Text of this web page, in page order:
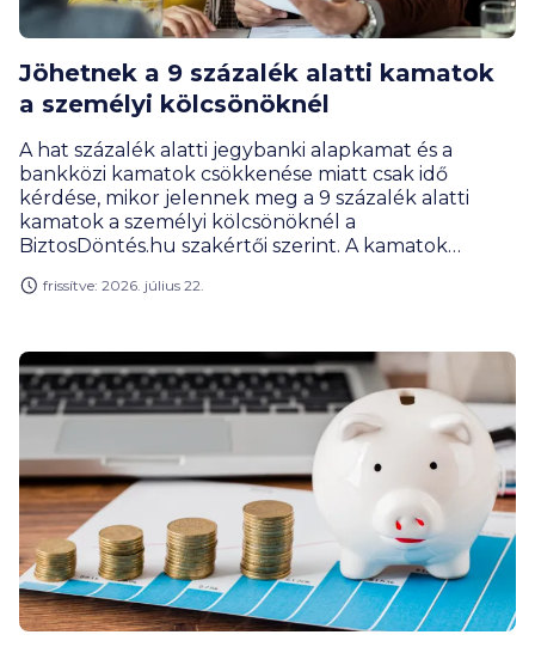
Jöhetnek a 9 százalék alatti kamatok
a személyi kölcsönöknél
A hat százalék alatti jegybanki alapkamat és a
bankközi kamatok csökkenése miatt csak idő
kérdése, mikor jelennek meg a 9 százalék alatti
kamatok a személyi kölcsönöknél a
BiztosDöntés.hu szakértői szerint. A kamatok
indokolja: május végéig több mint 150 000 új
frissítve: 2026. július 22.